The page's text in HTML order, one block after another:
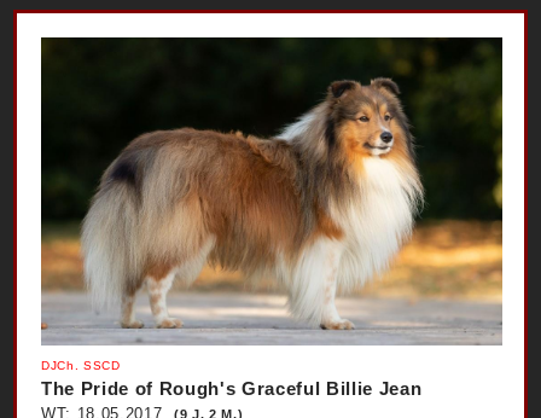
DJCh. SSCD
The Pride of Rough's Graceful Billie Jean
WT: 18.05.2017 (9 J. 2 M.)